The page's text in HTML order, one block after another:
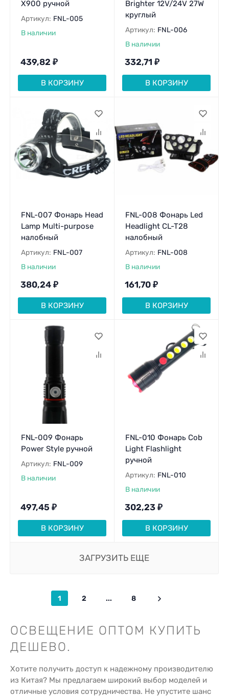
X900 ручной
Артикул: FNL-005
В наличии
439,82 ₽
В КОРЗИНУ
Brighter 12V/24V 27W
круглый
Артикул: FNL-006
В наличии
332,71 ₽
В КОРЗИНУ
FNL-007 Фонарь Head
Lamp Multi-purpose
налобный
Артикул: FNL-007
В наличии
380,24 ₽
В КОРЗИНУ
FNL-008 Фонарь Led
Headlight CL-T28
налобный
Артикул: FNL-008
В наличии
161,70 ₽
В КОРЗИНУ
FNL-009 Фонарь
Power Style ручной
Артикул: FNL-009
В наличии
497,45 ₽
В КОРЗИНУ
FNL-010 Фонарь Cob
Light Flashlight
ручной
Артикул: FNL-010
В наличии
302,23 ₽
В КОРЗИНУ
ЗАГРУЗИТЬ ЕЩЕ
1 2 ... 8
ОСВЕЩЕНИЕ ОПТОМ КУПИТЬ
ДЕШЕВО.
Хотите получить доступ к надежному производителю
из Китая? Мы предлагаем широкий выбор моделей и
отличные условия сотрудничества. Не упустите шанс